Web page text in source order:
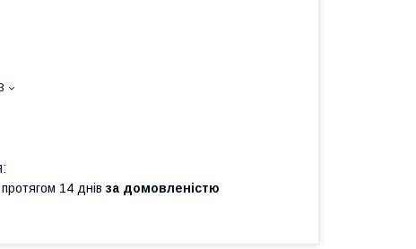
14 днів за домовленістю